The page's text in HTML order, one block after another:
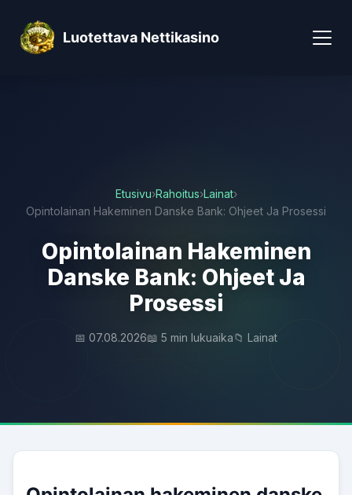
Luotettava Nettikasino
Etusivu›Rahoitus›Lainat›
Opintolainan Hakeminen Danske Bank: Ohjeet Ja Prosessi
Opintolainan Hakeminen
Danske Bank: Ohjeet Ja
Prosessi
📅 07.08.2026📖 5 min lukuaika📁 Lainat